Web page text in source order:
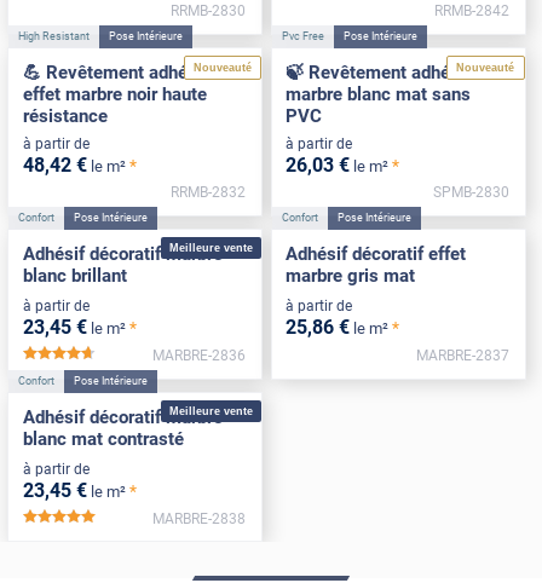
RRMB-2830 RRMB-2842
Nouveauté
High Resistant Pose Intérieure
💪 Revêtement adhésif
effet marbre noir haute
résistance
à partir de
48,42 € le m² *
RRMB-2832
Nouveauté
Pvc Free Pose Intérieure
🍃 Revêtement adhésif
marbre blanc mat sans
PVC
à partir de
26,03 € le m² *
SPMB-2830
Meilleure vente
Confort Pose Intérieure
Adhésif décoratif marbre
blanc brillant
à partir de
23,45 € le m² *
*****
MARBRE-2836
Confort Pose Intérieure
Adhésif décoratif effet
marbre gris mat
à partir de
25,86 € le m² *
MARBRE-2837
Meilleure vente
Confort Pose Intérieure
Adhésif décoratif marbre
blanc mat contrasté
à partir de
23,45 € le m² *
*****
MARBRE-2838